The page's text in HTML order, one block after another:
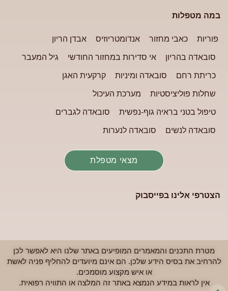
במה מטפלות
פוריות כאבי מחזור אנדומטריוזיס אבדן הריון
סובאדה בהריון אי סדירות במחזור החודשי גיל המעבר
כריתת רחם סובאדה ומיניות קרקעית האגן
שחלות פוליציסטיות מערכת העיכול
טיפול בטני בראיה גוף-נפשית סובאדה לגברים
סובאדה לנשים סובאדה לנערות
מצאי מטפלת
הצטרפי אלינו בפייסבוק
מטרת התכנים והמאמרים המופיעים באתר שלנו היא לאפשר לכן
להרחיב את בסיס הידע שלכן. הם אינם מיועדים להחליף פניה לאשת
או איש מקצוע מוסמכים.
אין לראות במידע הנמצא באתר זה המלצה או התוויה רפואית.